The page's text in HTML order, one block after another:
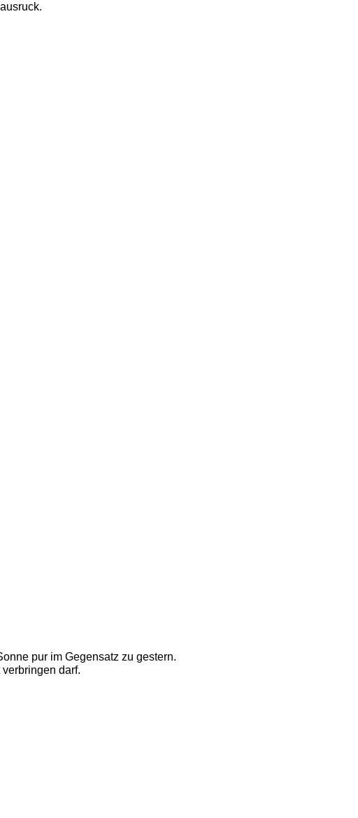
pur im Gegensatz zu gestern.
darf.